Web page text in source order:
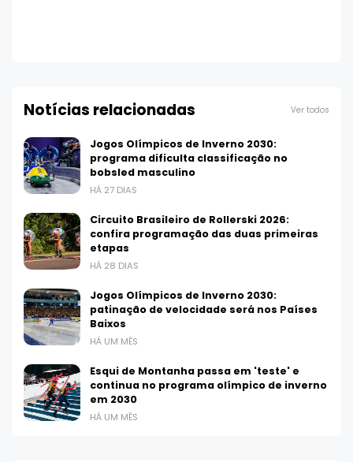
Notícias relacionadas Ver todos
Jogos Olímpicos de Inverno 2030:
programa dificulta classificação no
bobsled masculino
HÁ 27 DIAS
Circuito Brasileiro de Rollerski 2026:
confira programação das duas primeiras
etapas
HÁ 28 DIAS
Jogos Olímpicos de Inverno 2030:
patinação de velocidade será nos Países
Baixos
HÁ UM MÊS
Esqui de Montanha passa em 'teste' e
continua no programa olímpico de inverno
em 2030
HÁ UM MÊS